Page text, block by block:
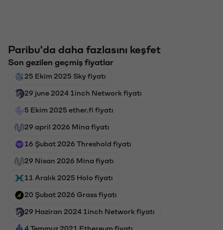
Paribu'da daha fazlasını keşfet
Son gezilen geçmiş fiyatlar
25 Ekim 2025 Sky fiyatı
29 june 2024 1inch Network fiyatı
5 Ekim 2025 ether.fi fiyatı
29 april 2026 Mina fiyatı
16 Şubat 2026 Threshold fiyatı
29 Nisan 2026 Mina fiyatı
11 Aralık 2025 Holo fiyatı
20 Şubat 2026 Grass fiyatı
29 Haziran 2024 1inch Network fiyatı